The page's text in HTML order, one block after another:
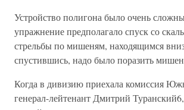
Устройство полигона было очень
упражнение предполагало спуск со
стрельбы по мишеням, находящимся
спустившись, надо было поразить
Когда в дивизию приехала комиссия
генерал-лейтенант Дмитрий